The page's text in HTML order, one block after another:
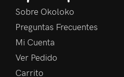
Sobre Okoloko
Preguntas Frecuentes
Mi Cuenta
Ver Pedido
Carrito